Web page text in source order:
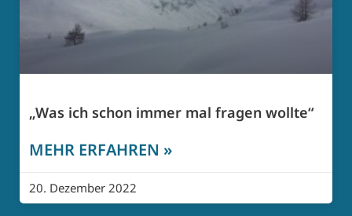
„Was ich schon immer mal fragen wollte“
MEHR ERFAHREN »
20. Dezember 2022